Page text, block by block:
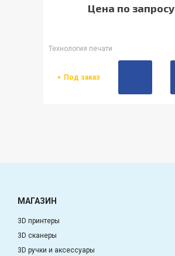
Цена по запросу
Технология печати
Под заказ
МАГАЗИН
3D принтеры
3D сканеры
3D ручки и аксессуары